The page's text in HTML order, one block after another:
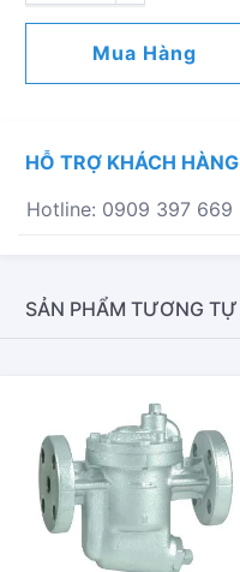
SỐ
Mua Hàng
HỖ TRỢ KHÁCH HÀNG
Hotline: 0909 397 669
SẢN PHẨM TƯƠNG TỰ